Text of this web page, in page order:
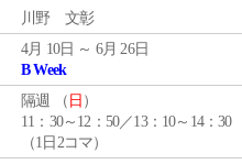
川野 文彰
4月 10日 ～ 6月 26日
B Week
隔週 （ 日 ）
11：30～12：50／13：10～14：30
（1日2コマ）